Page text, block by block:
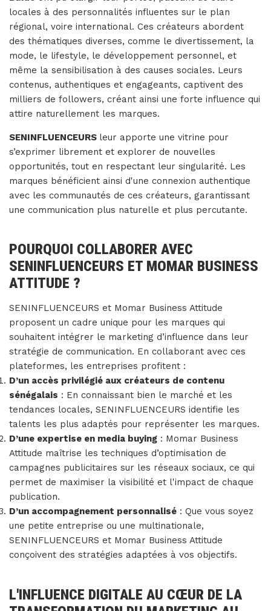
locales à des personnalités influentes sur le plan
régional, voire international. Ces créateurs abordent
des thématiques diverses, comme le divertissement, la
mode, le lifestyle, le développement personnel, et
même la sensibilisation à des causes sociales. Leurs
contenus, authentiques et engageants, captivent des
milliers de followers, créant ainsi une forte influence qui
attire naturellement les marques.
SENINFLUENCEURS leur apporte une vitrine pour
s’exprimer librement et explorer de nouvelles
opportunités, tout en respectant leur singularité. Les
marques bénéficient ainsi d'une connexion authentique
avec les communautés de ces créateurs, garantissant
une communication plus naturelle et plus percutante.
POURQUOI COLLABORER AVEC
SENINFLUENCEURS ET MOMAR BUSINESS
ATTITUDE ?
SENINFLUENCEURS et Momar Business Attitude
proposent un cadre unique pour les marques qui
souhaitent intégrer le marketing d’influence dans leur
stratégie de communication. En collaborant avec ces
plateformes, les entreprises profitent :
D’un accès privilégié aux créateurs de contenu
sénégalais : En connaissant bien le marché et les
tendances locales, SENINFLUENCEURS identifie les
talents les plus adaptés pour représenter les marques.
D’une expertise en media buying : Momar Business
Attitude maîtrise les techniques d’optimisation de
campagnes publicitaires sur les réseaux sociaux, ce qui
permet de maximiser la visibilité et l'impact de chaque
publication.
D’un accompagnement personnalisé : Que vous soyez
une petite entreprise ou une multinationale,
SENINFLUENCEURS et Momar Business Attitude
conçoivent des stratégies adaptées à vos objectifs.
L'INFLUENCE DIGITALE AU CŒUR DE LA